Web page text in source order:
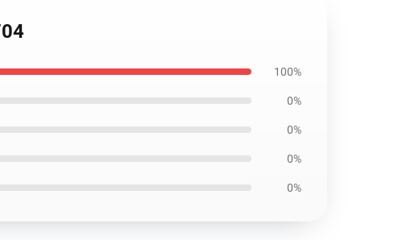
100%
0%
0%
0%
0%